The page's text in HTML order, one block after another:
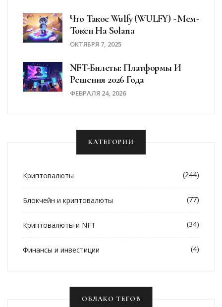
Что Такое Wulfy (WULFY) - Мем-
Токен На Solana
ОКТЯБРЯ 7, 2025
NFT-Билеты: Платформы И
Решения 2026 Года
ФЕВРАЛЯ 24, 2026
КАТЕГОРИИ
Криптовалюты (244)
Блокчейн и криптовалюты (77)
Криптовалюты и NFT (34)
Финансы и инвестиции (4)
ОБЛАКО ТЕГОВ